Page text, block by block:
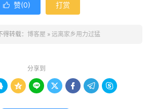
 赞(0) 打赏
转载： 博客屋 » 远离家乡用力过猛
分享到
     